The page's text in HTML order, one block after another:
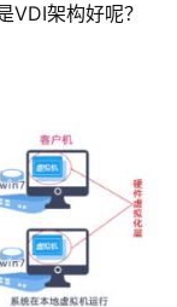
VDI架构好呢？